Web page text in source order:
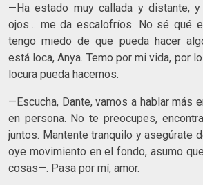
—Ha estado muy callada y distante,
ojos… me da escalofríos. No sé qué
tengo miedo de que pueda hacer
está loca, Anya. Temo por mi vida, por
locura pueda hacernos.
—Escucha, Dante, vamos a hablar más
en persona. No te preocupes,
juntos. Mantente tranquilo y asegúrate
oye movimiento en el fondo, asumo
cosas—. Pasa por mí, amor.